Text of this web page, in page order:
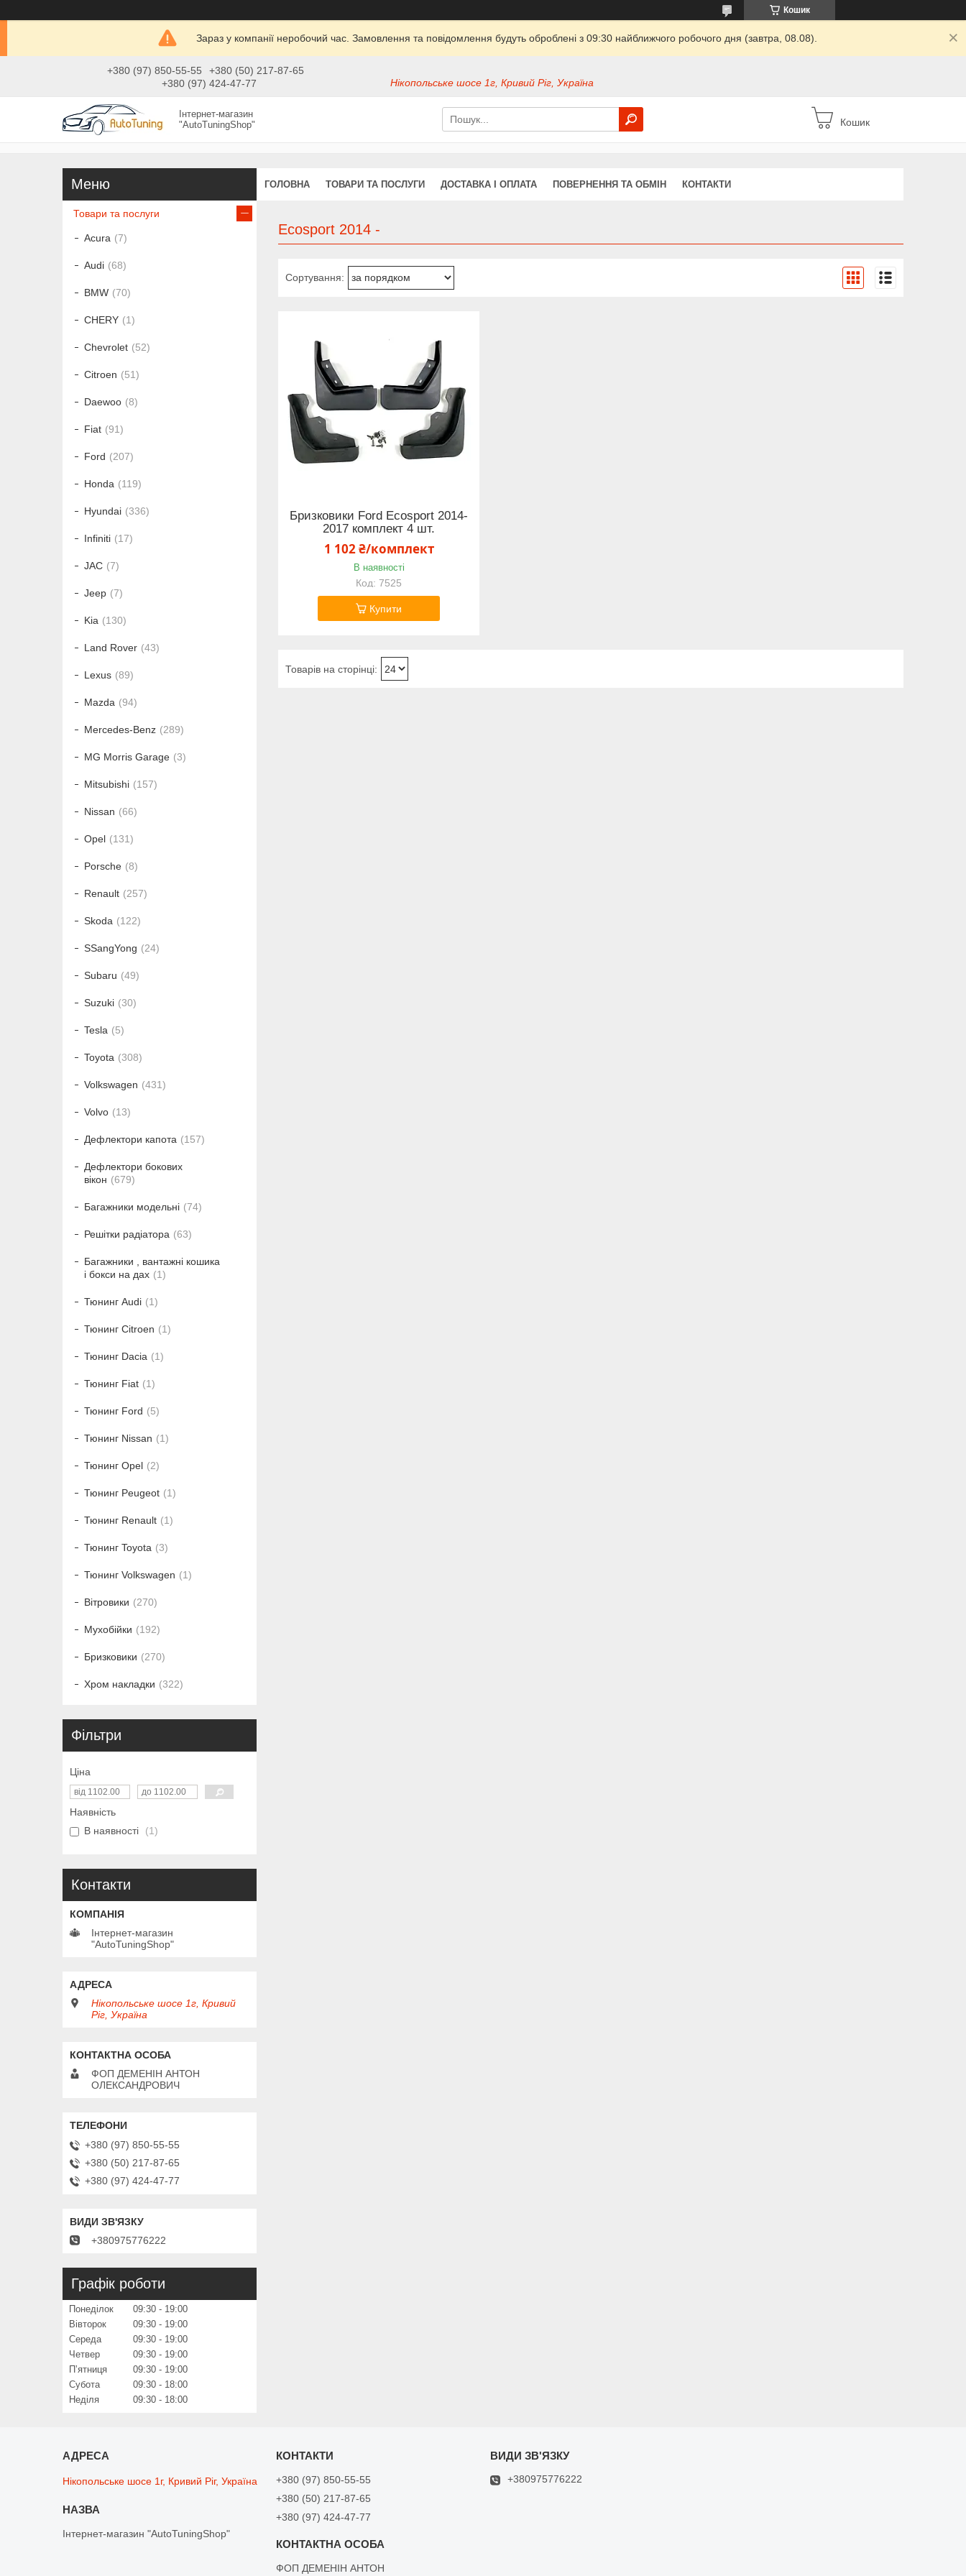
Кошик
Зараз у компанії неробочий час. Замовлення та повідомлення будуть оброблені з 09:30 найближчого робочого дня (завтра, 08.08).
+380 (97) 850-55-55
+380 (50) 217-87-65
+380 (97) 424-47-77
Нікопольське шосе 1г, Кривий Ріг, Україна
Інтернет-магазин
"AutoTuningShop"
Кошик
ГОЛОВНА ТОВАРИ ТА ПОСЛУГИ ДОСТАВКА І ОПЛАТА ПОВЕРНЕННЯ ТА ОБМІН КОНТАКТИ
Ecosport 2014 -
Бризковики Ford Ecosport 2014-
2017 комплект 4 шт.
1 102 ₴/комплект
В наявності
7525
Купити
Товари та послуги
Acura 7
Audi 68
BMW 70
CHERY 1
Chevrolet 52
Citroen 51
Daewoo 8
Fiat 91
Ford 207
Honda 119
Hyundai 336
Infiniti 17
JAC 7
Jeep 7
Kia 130
Land Rover 43
Lexus 89
Mazda 94
Mercedes-Benz 289
MG Morris Garage 3
Mitsubishi 157
Nissan 66
Opel 131
Porsche 8
Renault 257
Skoda 122
SSangYong 24
Subaru 49
Suzuki 30
Tesla 5
Toyota 308
Volkswagen 431
Volvo 13
Дефлектори капота 157
Дефлектори бокових
вікон
679
Багажники модельні 74
Решітки радіатора 63
Багажники , вантажні кошика
і бокси на дах
1
Тюнинг Audi 1
Тюнинг Citroen 1
Тюнинг Dacia 1
Тюнинг Fiat 1
Тюнинг Ford 5
Тюнинг Nissan 1
Тюнинг Opel 2
Тюнинг Peugeot 1
Тюнинг Renault 1
Тюнинг Toyota 3
Тюнинг Volkswagen 1
Вітровики 270
Мухобійки 192
Бризковики 270
Хром накладки 322
Фільтри
Ціна
Наявність
В наявності
1
Контакти
Інтернет-магазин
"AutoTuningShop"
Нікопольське шосе 1г, Кривий
Ріг, Україна
ФОП ДЕМЕНІН АНТОН
ОЛЕКСАНДРОВИЧ
+380 (97) 850-55-55
+380 (50) 217-87-65
+380 (97) 424-47-77
+380975776222
Графік роботи
Понеділок 09:30
19:00
Вівторок
09:30
19:00
Середа
09:30
19:00
Четвер
09:30
19:00
Пʼятниця
09:30
19:00
Субота
09:30
18:00
Неділя
09:30 18:00
Нікопольське шосе 1г, Кривий Ріг, Україна
Інтернет-магазин "AutoTuningShop"
+380 (97) 850-55-55
+380 (50) 217-87-65
+380 (97) 424-47-77
ФОП ДЕМЕНІН АНТОН
+380975776222